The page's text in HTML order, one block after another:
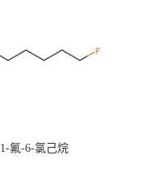
1-氟-6-氯己烷